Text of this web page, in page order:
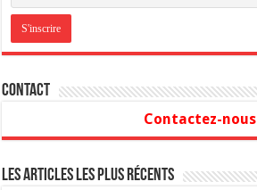
Contact
Contactez-nous
Les articles les plus récents